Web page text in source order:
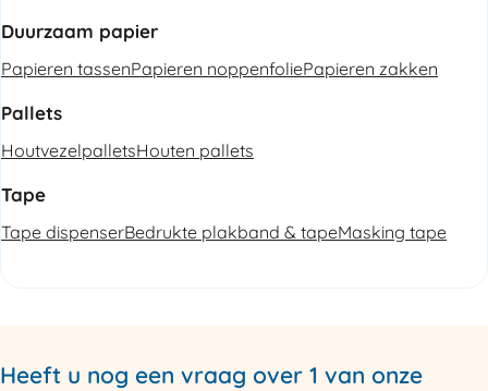
Duurzaam papier
Papieren tassenPapieren noppenfoliePapieren zakken
Pallets
HoutvezelpalletsHouten pallets
Tape
Tape dispenserBedrukte plakband & tapeMasking tape
Heeft u nog een vraag over 1 van onze